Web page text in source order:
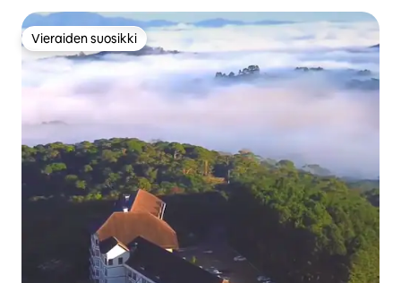
Vieraiden suosikki
Vieraiden suosikki